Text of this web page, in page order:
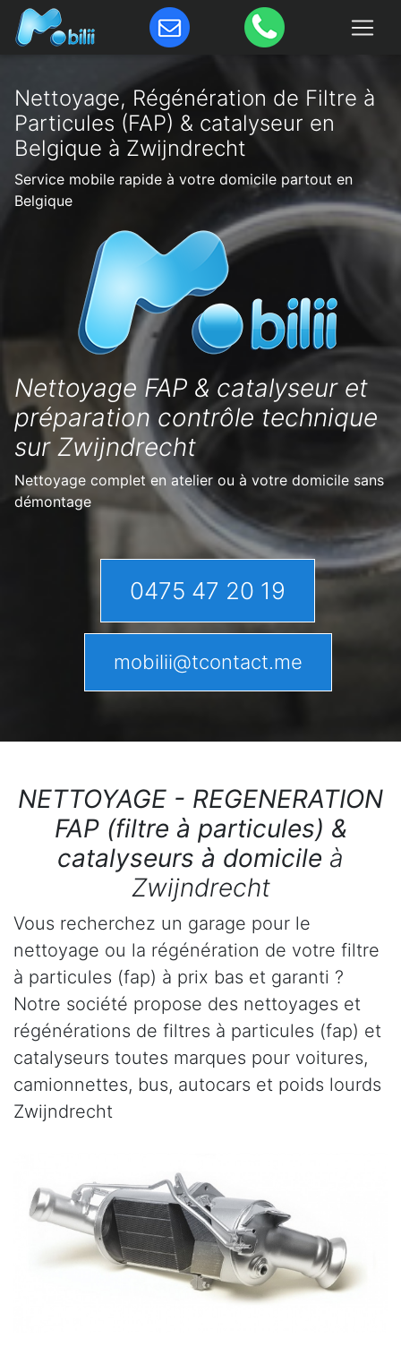
Nettoyage, Régénération de Filtre à
Particules (FAP) & catalyseur en
Belgique à Zwijndrecht
Service mobile rapide à votre domicile partout en
Belgique
Nettoyage FAP & catalyseur et
préparation contrôle technique
sur Zwijndrecht
Nettoyage complet en atelier ou à votre domicile sans
démontage
0475 47 20 19
mobilii@tcontact.me
NETTOYAGE - REGENERATION
FAP (filtre à particules) &
catalyseurs à domicile à
Zwijndrecht
Vous recherchez un garage pour le
nettoyage ou la régénération de votre filtre
à particules (fap) à prix bas et garanti ?
Notre société propose des nettoyages et
régénérations de filtres à particules (fap) et
catalyseurs toutes marques pour voitures,
camionnettes, bus, autocars et poids lourds
Zwijndrecht